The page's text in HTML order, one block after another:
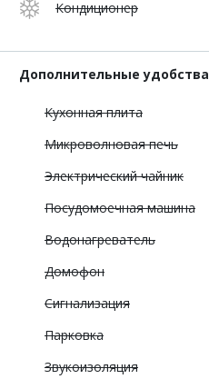
Кондиционер
Дополнительные удобства
Кухонная плита
Микроволновая печь
Электрический чайник
Посудомоечная машина
Водонагреватель
Домофон
Сигнализация
Парковка
Звукоизоляция